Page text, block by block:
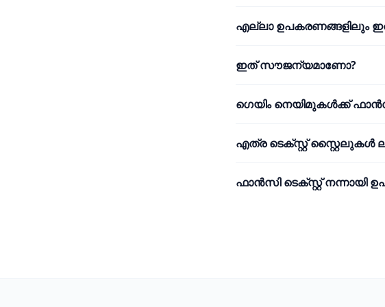
എല്ലാ ഉപകരണങ്ങളിലും
ഇത് സൗജന്യമാണോ?
ഗെയിം നെയിമുകൾക്ക്
എത്ര ടെക്സ്റ്റ് സ്റ്റൈലുകൾ
ഫാൻസി ടെക്സ്റ്റ് നന്നായി